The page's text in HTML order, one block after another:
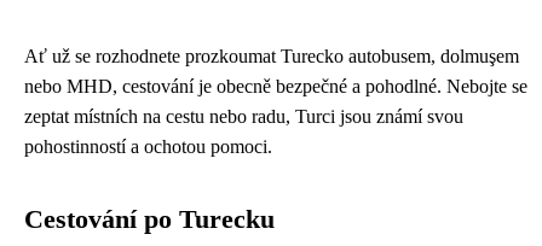
Ať už se rozhodnete prozkoumat Turecko autobusem, dolmuşem
nebo MHD, cestování je obecně bezpečné a pohodlné. Nebojte se
zeptat místních na cestu nebo radu, Turci jsou známí svou
pohostinností a ochotou pomoci.
Cestování po Turecku